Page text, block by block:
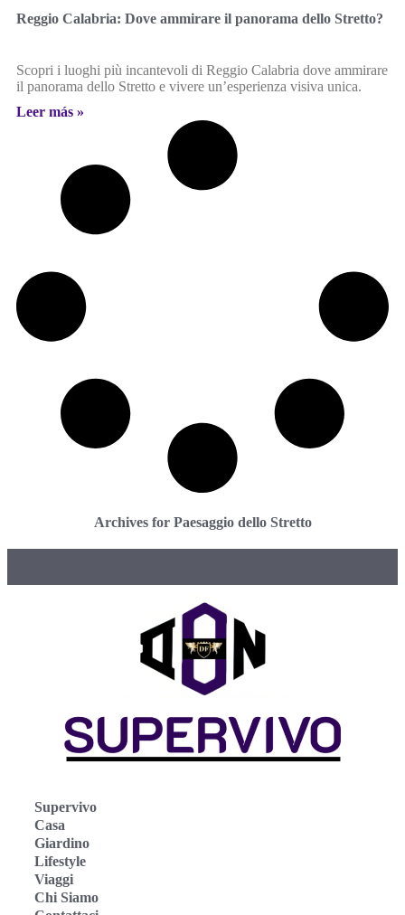
Reggio Calabria: Dove ammirare il panorama dello Stretto?
Scopri i luoghi più incantevoli di Reggio Calabria dove ammirare
il panorama dello Stretto e vivere un’esperienza visiva unica.
Leer más »
Archives for Paesaggio dello Stretto
Supervivo
Casa
Giardino
Lifestyle
Viaggi
Chi Siamo